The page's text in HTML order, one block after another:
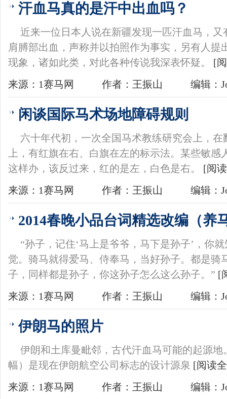
汗血马真的是汗中出血吗？
近来一位日本人说在新疆发现一匹汗血马，
肩膊部出血，声称并以拍照作为事实，另有人提
现象，诸如此类，对此各种传说我深表怀疑。 [
来源：1赛马网
作者：王振山 编辑：
闲谈国际马术场地障碍规则
六十年代初，一次全国马术教练研究会上，
上，有红旗在右、白旗在左的标示法。某些敏
这样办，该反过来，红的是左，白色是右。 [阅
来源：1赛马网
作者：王振山 编辑：
2014春晚小品台词精选改编（养
“孙子，记住‘马上是爷爷，马下是孙子’，你
觉。骑马就得爱马、侍奉马，当好孙子。都是骑
子，同样都是孙子，你这孙子怎么这么孙子。” [
来源：1赛马网
作者：王振山 编辑：
伊朗马的照片
伊朗和土库曼毗邻，古代汗血马可能的起源
幅）是现在伊朗航空公司标志的设计源泉 [阅读
来源：1赛马网
作者：王振山 编辑：